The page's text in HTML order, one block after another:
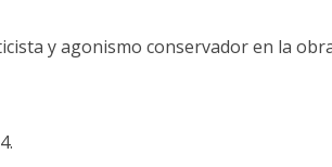
y agonismo conservador en la